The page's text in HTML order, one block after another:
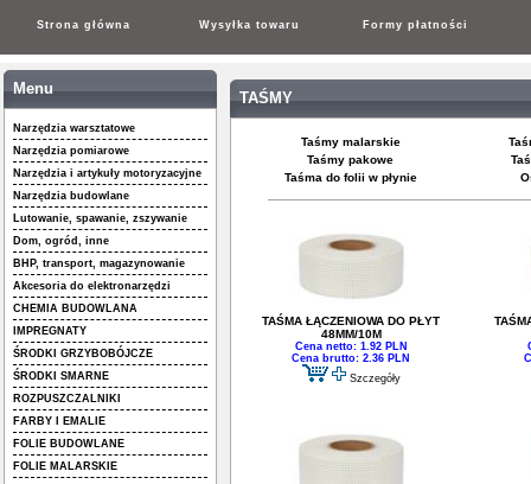
Strona główna Wysyłka towaru Formy płatności
Menu
Narzędzia warsztatowe
Narzędzia pomiarowe
Narzędzia i artykuły motoryzacyjne
Narzędzia budowlane
Lutowanie, spawanie, zszywanie
Dom, ogród, inne
BHP, transport, magazynowanie
Akcesoria do elektronarzędzi
CHEMIA BUDOWLANA
IMPREGNATY
ŚRODKI GRZYBOBÓJCZE
ŚRODKI SMARNE
ROZPUSZCZALNIKI
FARBY I EMALIE
FOLIE BUDOWLANE
FOLIE MALARSKIE
TAŚMY
Taśmy malarskie
Taśmy pakowe
Taśma do folii w płynie
TAŚMA ŁĄCZENIOWA DO PŁYT
48MM/10M
Cena netto: 1.92 PLN
Cena brutto: 2.36 PLN
Szczegóły